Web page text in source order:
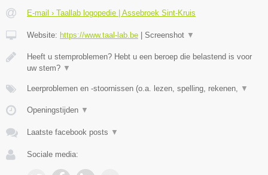
E-mail › Taallab logopedie | Assebroek Sint-Kruis
Website: https://www.taal-lab.be Screenshot ▼
Heeft u stemproblemen? Hebt u een beroep die belastend is voor
uw stem? ▼
Leerproblemen en -stoornissen (o.a. lezen, spelling, rekenen, ▼
Openingstijden ▼
Laatste facebook posts ▼
Sociale media: